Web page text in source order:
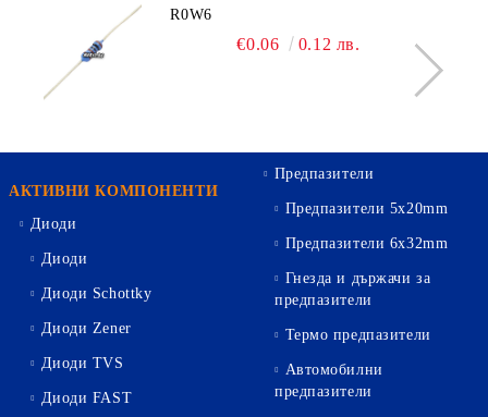
R0W6
€0.06 0.12 лв.
АКТИВНИ КОМПОНЕНТИ
Диоди
Диоди
Диоди Schottky
Диоди Zener
Диоди TVS
Диоди FAST
Предпазители
Предпазители 5х20mm
Предпазители 6х32mm
Гнезда и държачи за
предпазители
Термо предпазители
Автомобилни
предпазители